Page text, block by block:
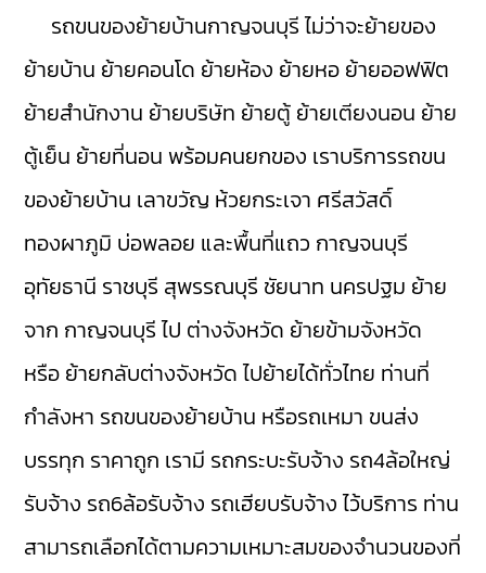
รถขนของย้ายบ้านกาญจนบุรีไม่ว่าจะย้ายของ
ย้ายบ้าน ย้ายคอนโด ย้ายห้อง ย้ายหอ ย้ายออฟฟิต
ย้ายสำนักงาน ย้ายบริษัท ย้ายตู้ ย้ายเตียงนอน ย้าย
ตู้เย็น ย้ายที่นอน พร้อมคนยกของ เราบริการรถขน
ของย้ายบ้าน เลาขวัญ ห้วยกระเจา ศรีสวัสดิ์
ทองผาภูมิ บ่อพลอย และพื้นที่แถว กาญจนบุรี
อุทัยธานี ราชบุรี สุพรรณบุรี ชัยนาท นครปฐม ย้าย
จาก กาญจนบุรี ไป ต่างจังหวัด ย้ายข้ามจังหวัด
หรือ ย้ายกลับต่างจังหวัด ไปย้ายได้ทั่วไทย ท่านที่
กำลังหา รถขนของย้ายบ้าน หรือรถเหมา ขนส่ง
บรรทุก ราคาถูก เรามี รถกระบะรับจ้าง รถ4ล้อใหญ่
รับจ้าง รถ6ล้อรับจ้าง รถเฮียบรับจ้างไว้บริการ ท่าน
สามารถเลือกได้ตามความเหมาะสมของจำนวนของที่